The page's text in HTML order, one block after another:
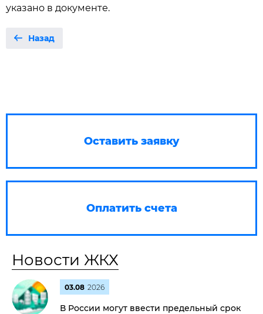
указано в документе.
Назад
Оставить заявку
Оплатить счета
Новости ЖКХ
03.08 2026
В России могут ввести предельный срок